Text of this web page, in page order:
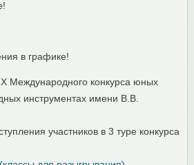
в графике!
Международного конкурса юных
инструментах имени В.В.
участников в 3 туре конкурса